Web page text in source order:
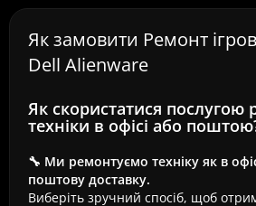
Як замовити Ремонт
Dell Alienware
Як скористатися послугою
техніки в офісі або
🔧 Ми ремонтуємо техніку як в
поштову доставку.
Виберіть зручний спосіб, щоб